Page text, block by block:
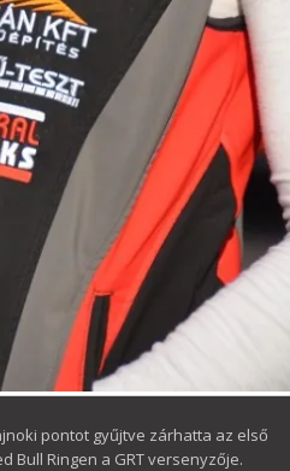
pontot gyűjtve zárhatta az első
Ringen a GRT versenyzője.